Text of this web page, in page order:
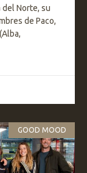
del Norte, su
de Paco,
GOOD MOOD